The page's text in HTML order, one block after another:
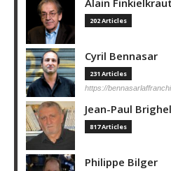
Alain Finkielkraut
202 Articles
Cyril Bennasar
231 Articles
https://
Jean-Paul
817 Articles
Philippe Bilger